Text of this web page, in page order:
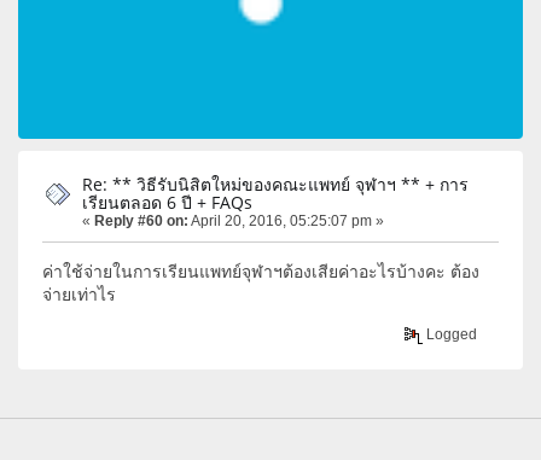
Re: ** วิธีรับนิสิตใหม่ของคณะแพทย์ จุฬาฯ ** + การ
เรียนตลอด 6 ปี + FAQs
« Reply #60 on: April 20, 2016, 05:25:07 pm »
ค่าใช้จ่ายในการเรียนแพทย์จุฬาฯต้องเสียค่าอะไรบ้างคะ ต้อง
จ่ายเท่าไร
Logged